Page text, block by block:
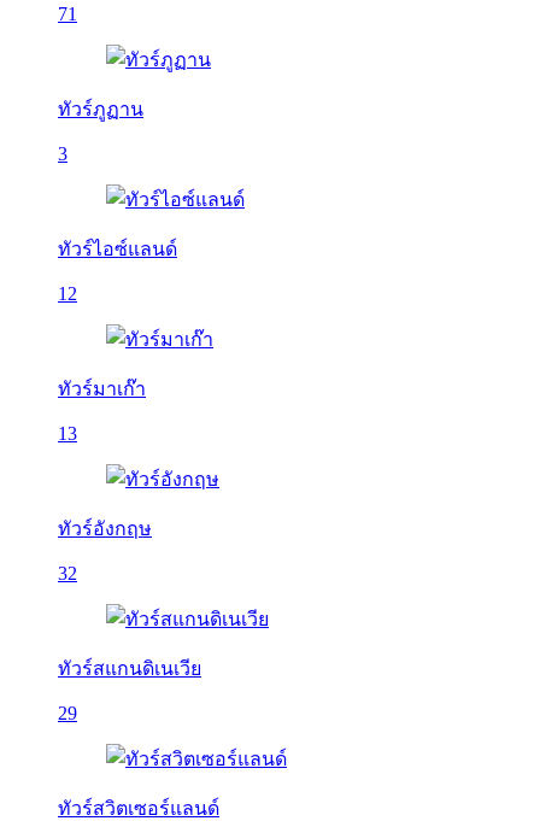
71
ทัวร์ภูฏาน
3
ทัวร์ไอซ์แลนด์
12
ทัวร์มาเก๊า
13
ทัวร์อังกฤษ
32
ทัวร์สแกนดิเนเวีย
29
ทัวร์สวิตเซอร์แลนด์